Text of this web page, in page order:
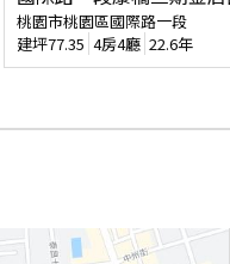
桃園市桃園區國際路一段
建坪77.35 4房4廳 22.6年